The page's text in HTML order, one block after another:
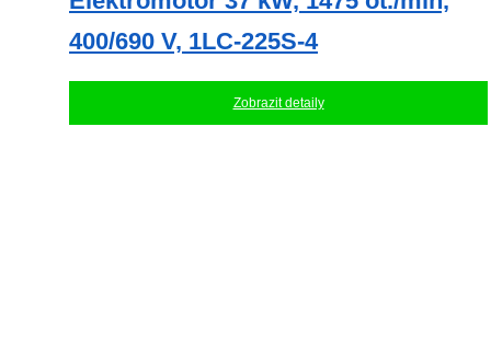
400/690 V, 1LC-225S-4
Zobrazit detaily